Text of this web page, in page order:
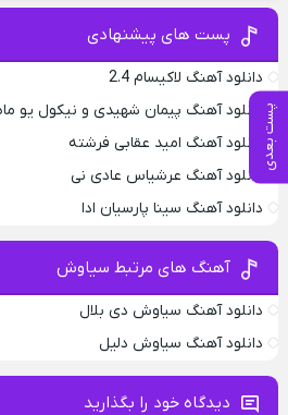
پست بعدی
پست های پیشنهادی
دانلود آهنگ لاکیسام 2.4
دانلود آهنگ پیمان شهیدی و نیکول یو
دانلود آهنگ امید عقابی فرشته
دانلود آهنگ عرشیاس عادی نی
دانلود آهنگ سینا پارسیان ادا
آهنگ های مرتبط سیاوش
دانلود آهنگ سیاوش دی بلال
دانلود آهنگ سیاوش دلیل
دیدگاه خود را بگذارید